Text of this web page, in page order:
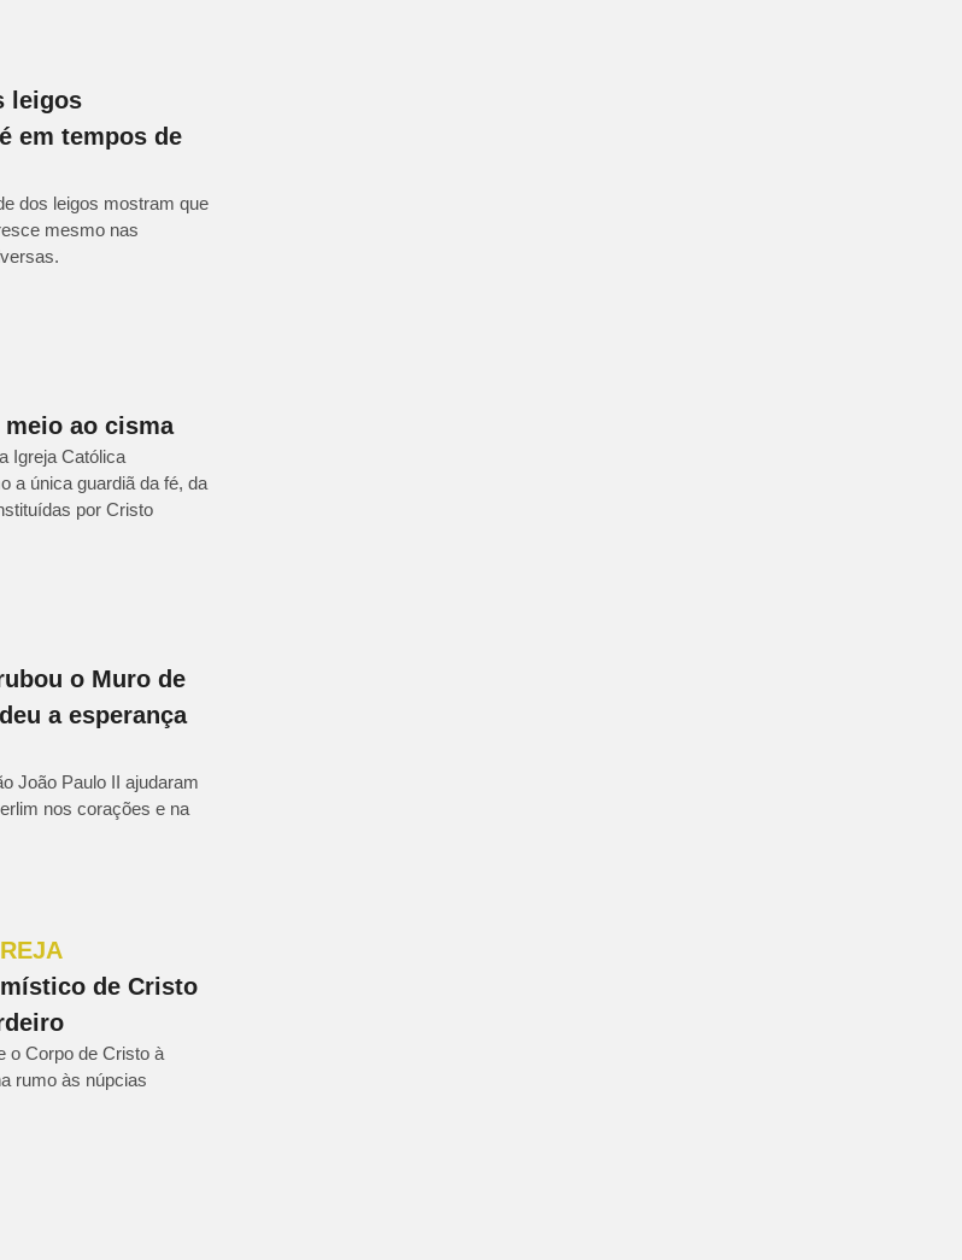
leigos
em tempos de
dos leigos mostram que
mesmo nas
ao cisma
Igreja Católica
a única guardiã da fé, da
por Cristo
o Muro de
a esperança
João Paulo II ajudaram
nos corações e na
de Cristo
o Corpo de Cristo à
rumo às núpcias